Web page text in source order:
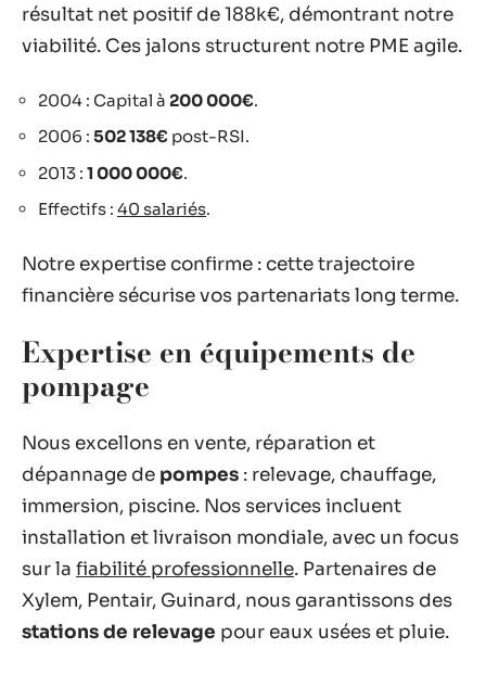
résultat net positif de 188k€, démontrant notre
viabilité. Ces jalons structurent notre PME agile.
2004 : Capital à 200 000€.
2006 : 502 138€ post-RSI.
2013 : 1 000 000€.
Effectifs : 40 salariés.
Notre expertise confirme : cette trajectoire
financière sécurise vos partenariats long terme.
Expertise en équipements de
pompage
Nous excellons en vente, réparation et
dépannage de pompes : relevage, chauffage,
immersion, piscine. Nos services incluent
installation et livraison mondiale, avec un focus
sur la fiabilité professionnelle. Partenaires de
Xylem, Pentair, Guinard, nous garantissons des
stations de relevage pour eaux usées et pluie.